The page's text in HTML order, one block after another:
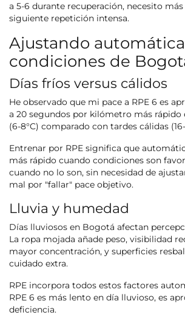
a 5-6 durante recuperación, necesito
siguiente repetición intensa.
Ajustando
condiciones de
Días fríos versus cálidos
He observado que mi pace a RPE 6 es
a 20 segundos por kilómetro más rápido
(6-8°C) comparado con tardes cálidas (16-
Entrenar por RPE significa que
más rápido cuando condiciones son
cuando no lo son, sin necesidad de
mal por "fallar" pace objetivo.
Lluvia y humedad
Días lluviosos en Bogotá afectan
La ropa mojada añade peso, visibilidad
mayor concentración, y superficies
cuidado extra.
RPE incorpora todos estos factores
RPE 6 es más lento en día lluvioso, es
deficiencia.